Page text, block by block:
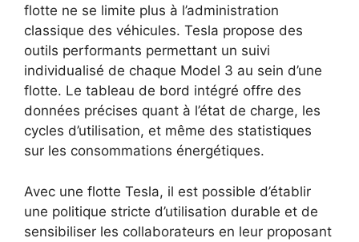
flotte ne se limite plus à l’administration
classique des véhicules. Tesla propose des
outils performants permettant un suivi
individualisé de chaque Model 3 au sein d’une
flotte. Le tableau de bord intégré offre des
données précises quant à l’état de charge, les
cycles d’utilisation, et même des statistiques
sur les consommations énergétiques.
Avec une flotte Tesla, il est possible d’établir
une politique stricte d’utilisation durable et de
sensibiliser les collaborateurs en leur proposant